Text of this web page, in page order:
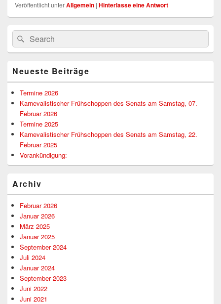
Veröffentlicht unterAllgemein | Hinterlasse eine Antwort
Primärer
Seitenleisten-
Widgetbereich
Suchen
nach:
Suchen
Neueste Beiträge
Termine 2026
Karnevalistischer Frühschoppen des Senats am Samstag, 07.
Februar 2026
Termine 2025
Karnevalistischer Frühschoppen des Senats am Samstag, 22.
Februar 2025
Vorankündigung:
Archiv
Februar 2026
Januar 2026
März 2025
Januar 2025
September 2024
Juli 2024
Januar 2024
September 2023
Juni 2022
Juni 2021